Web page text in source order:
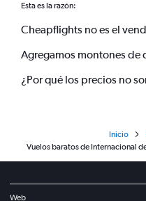
Esta es la razón:
Cheapflights no es el
Agregamos montones de
¿Por qué los precios no
Inicio
Vuelos baratos de Internacional
Web